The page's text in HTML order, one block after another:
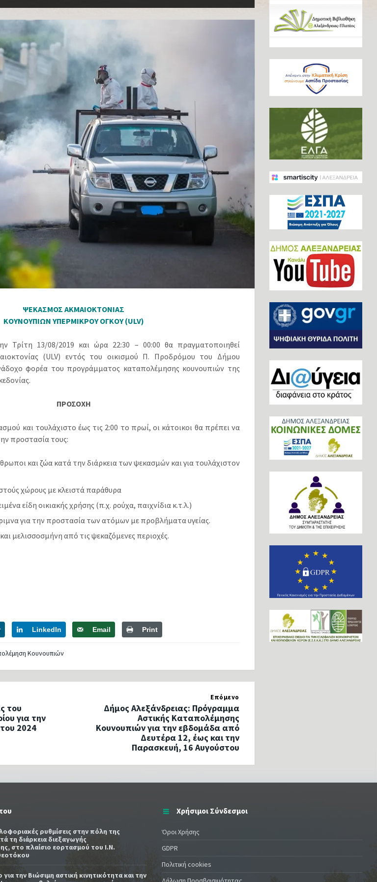
ΨΕΚΑΣΜΟΣ ΑΚΜΑΙΟΚΤΟΝΙΑΣ
ΚΟΥΝΟΥΠΙΩΝ ΥΠΕΡΜΙΚΡΟΥ ΟΓΚΟΥ (ULV)
Τρίτη 13/08/2019 και ώρα 22:30 – 00:00 θα πραγματοποιηθεί
(ULV) εντός του οικισμού Π. Προδρόμου του Δήμου
φορέα του προγράμματος καταπολέμησης κουνουπιών της
ΠΡΟΣΟΧΗ
και τουλάχιστο έως τις 2:00 το πρωί, οι κάτοικοι θα πρέπει να
προστασία τους:
και ζώα κατά την διάρκεια των ψεκασμών και για τουλάχιστον
χώρους με κλειστά παράθυρα
είδη οικιακής χρήσης (π.χ. ρούχα, παιχνίδια κ.τ.λ.)
για την προστασία των ατόμων με προβλήματα υγείας.
μελισσοσμήνη από τις ψεκαζόμενες περιοχές.
LinkedIn Email Print
Κουνουπιών
του
για την
2024
Επόμενο
Δήμος Αλεξάνδρειας: Πρόγραμμα
Αστικής Καταπολέμησης
Κουνουπιών για την εβδομάδα από
Δευτέρα 12, έως και την
Παρασκευή, 16 Αυγούστου
ρυθμίσεις στην πόλη της
τη διάρκεια διεξαγωγής
στο πλαίσιο εορτασμού του Ι.Ν.
την Βιώσιμη αστική κινητικότητα και την
Χρήσιμοι Σύνδεσμοι
Όροι Χρήσης
GDPR
Πολιτική cookies